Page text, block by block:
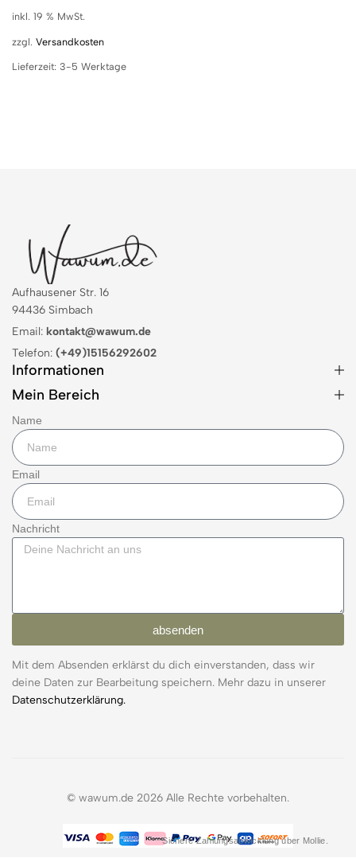
inkl. 19 % MwSt.
zzgl. Versandkosten
Lieferzeit: 3-5 Werktage
Aufhausener Str. 16
94436 Simbach
Email: kontakt@wawum.de
Telefon: (+49)15156292602
Informationen
Mein Bereich
Name
Email
Nachricht
absenden
Mit dem Absenden erklärst du dich einverstanden, dass wir
deine Daten zur Bearbeitung speichern. Mehr dazu in unserer
Datenschutzerklärung.
© wawum.de 2026 Alle Rechte vorbehalten.
Sichere Zahlungsabwicklung über Mollie.